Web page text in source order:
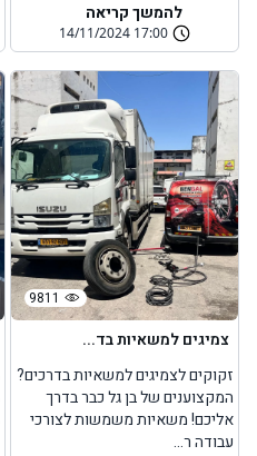
להמשך קריאה
14/11/2024 17:00
9811
צמיגים למשאיות בד...
זקוקים לצמיגים למשאיות בדרכים?
המקצוענים של בן גל כבר בדרך
אליכם! משאיות משמשות לצורכי
עבודה ר...